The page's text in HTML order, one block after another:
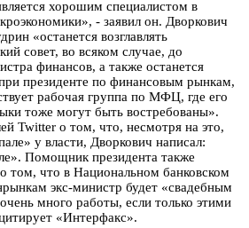
хорошим специалистом в
- заявил он. Дворкович
«останется возглавлять
совет, во всяком случае, до
финансов, а также останется
президенте по финансовым рынкам,
рабочая группа по МФЦ, где его
тоже могут быть востребованы».
Twitter о том, что, несмотря на это,
у власти, Дворкович написал:
Помощник президента также
том, что в Национальном банковском
экс-министр будет «свадебным
много работы, если только этими
«Интерфакс».